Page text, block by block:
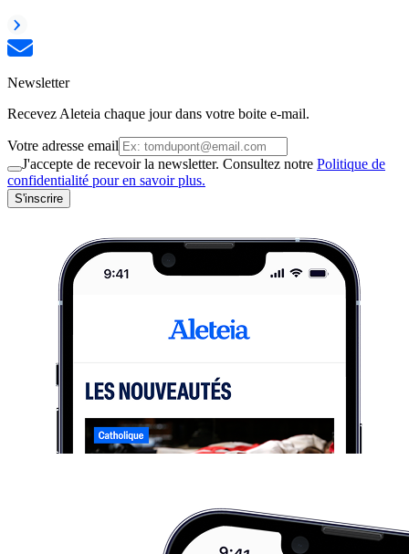
Newsletter
Recevez Aleteia chaque jour dans votre boite e-mail.
Votre adresse email
J'accepte de recevoir la newsletter. Consultez notre Politique de
confidentialité pour en savoir plus.
S'inscrire